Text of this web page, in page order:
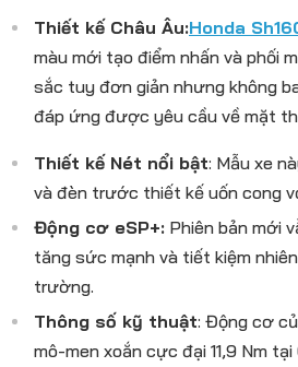
Thiết kế Châu Âu:Honda
màu mới tạo điểm nhấn và phối
sắc tuy đơn giản nhưng không
đáp ứng được yêu cầu về mặt
Thiết kế Nét nổi bật: Mẫu xe
và đèn trước thiết kế uốn cong
Động cơ eSP+: Phiên bản mới
tăng sức mạnh và tiết kiệm
trường.
Thông số kỹ thuật: Động cơ
mô-men xoắn cực đại 11,9 Nm